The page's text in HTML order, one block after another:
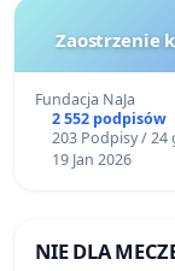
Zaostrzenie
Fundacja NaJa
2 552 podpisów
203 Podpisy / 24
19 Jan 2026
NIE DLA